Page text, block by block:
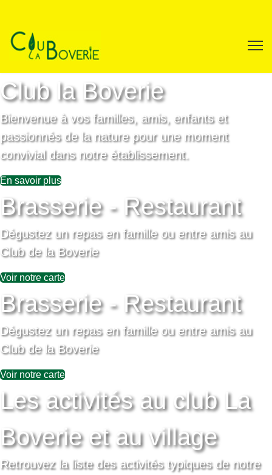
Club la Boverie
Bienvenue à vos familles, amis, enfants et
passionnés de la nature pour une moment
convivial dans notre établissement.
En savoir plus
Brasserie - Restaurant
Dégustez un repas en famille ou entre amis au
Club de la Boverie
Voir notre carte
Brasserie - Restaurant
Dégustez un repas en famille ou entre amis au
Club de la Boverie
Voir notre carte
Les activités au club La
Boverie et au village
Retrouvez la liste des activités typiques de notre